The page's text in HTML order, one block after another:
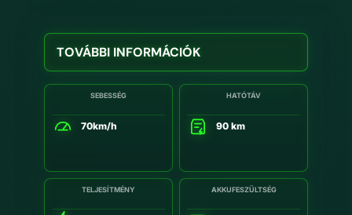
TOVÁBBI INFORMÁCIÓK
SEBESSÉG
70km/h
HATÓTÁV
90 km
TELJESÍTMÉNY AKKUFESZÜLTSÉG